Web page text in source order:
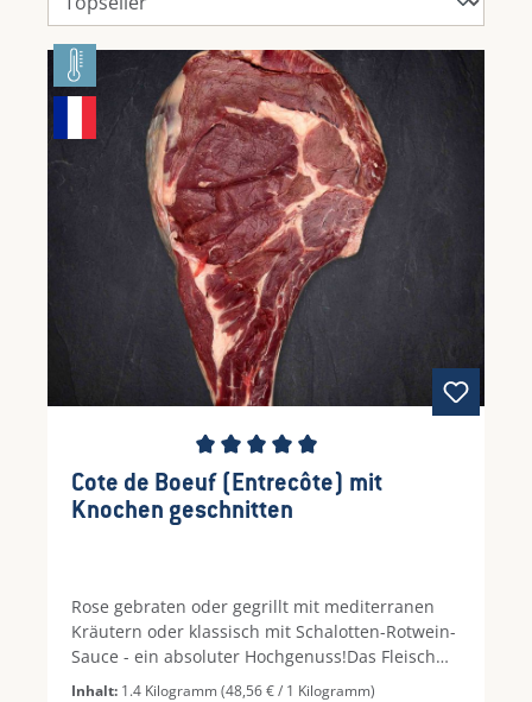
Durchschnittliche Bewertung von 5 von 5
Cote de Boeuf (Entrecôte) mit
Knochen geschnitten
Rose gebraten oder gegrillt mit mediterranen
Kräutern oder klassisch mit Schalotten-Rotwein-
Sauce - ein absoluter Hochgenuss!Das Fleisch
stammt von der Charolais Rinderrasse.
Inhalt: 1.4 Kilogramm(48,56 € / 1 Kilogramm)